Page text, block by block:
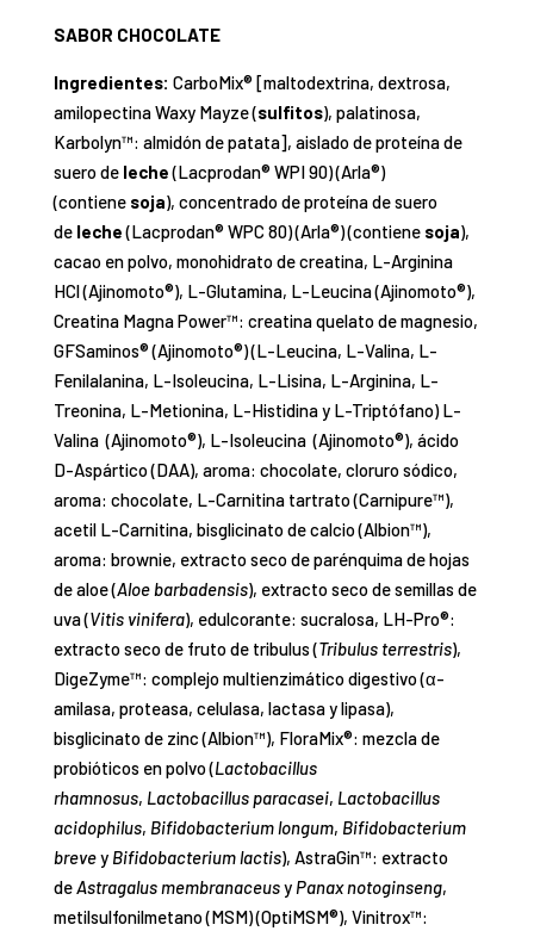
SABOR CHOCOLATE
Ingredientes: CarboMix® [maltodextrina, dextrosa,
amilopectina Waxy Mayze (sulfitos), palatinosa,
Karbolyn™: almidón de patata], aislado de proteína de
suero de leche(Lacprodan® WPI 90) (Arla®)
(contiene soja), concentrado de proteína de suero
de leche(Lacprodan® WPC 80) (Arla®) (contiene soja),
cacao en polvo, monohidrato de creatina, L-Arginina
HCl (Ajinomoto®), L-Glutamina, L-Leucina (Ajinomoto®),
Creatina Magna Power™: creatina quelato de magnesio,
GFSaminos® (Ajinomoto®) (L-Leucina, L-Valina, L-
Fenilalanina, L-Isoleucina, L-Lisina, L-Arginina, L-
Treonina, L-Metionina, L-Histidina y L-Triptófano) L-
Valina (Ajinomoto®), L-Isoleucina (Ajinomoto®), ácido
D-Aspártico (DAA), aroma: chocolate, cloruro sódico,
aroma: chocolate, L-Carnitina tartrato (Carnipure™),
acetil L-Carnitina, bisglicinato de calcio (Albion™),
aroma: brownie, extracto seco de parénquima de hojas
de aloe (Aloe barbadensis), extracto seco de semillas de
uva (Vitis vinifera), edulcorante: sucralosa, LH-Pro®:
extracto seco de fruto de tribulus (Tribulus terrestris),
DigeZyme™: complejo multienzimático digestivo (α-
amilasa, proteasa, celulasa, lactasa y lipasa),
bisglicinato de zinc (Albion™), FloraMix®: mezcla de
probióticos en polvo (Lactobacillus
rhamnosus, Lactobacillus paracasei, Lactobacillus
acidophilus, Bifidobacterium longum, Bifidobacterium
brevey Bifidobacterium lactis), AstraGin™: extracto
deAstragalus membranaceusy Panax notoginseng,
metilsulfonilmetano (MSM) (OptiMSM®), Vinitrox™: